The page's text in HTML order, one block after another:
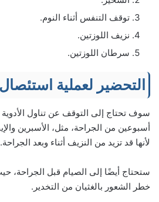
توقف التنفس أثناء النوم.
نزيف اللوزتين.
سرطان اللوزتين.
التحضير لعملية
سوف تحتاج إلى التوقف عن تناول الأدوية
أسبوعين من الجراحة، مثل، الأسبرين
لأنها قد تزيد من النزيف أثناء وبعد الجراحة.
ستحتاج أيضًا إلى الصيام قبل الجراحة،
خطر الشعور بالغثيان من التخدير.